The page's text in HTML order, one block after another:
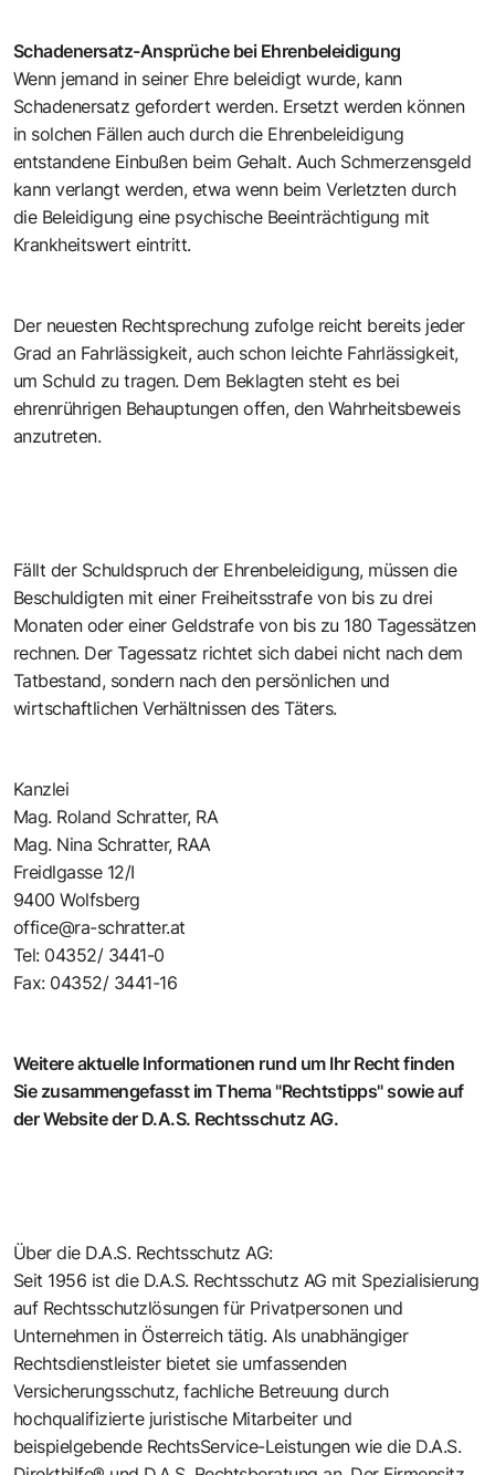
Schadenersatz-Ansprüche bei Ehrenbeleidigung
Wenn jemand in seiner Ehre beleidigt wurde, kann
Schadenersatz gefordert werden. Ersetzt werden können
in solchen Fällen auch durch die Ehrenbeleidigung
entstandene Einbußen beim Gehalt. Auch Schmerzensgeld
kann verlangt werden, etwa wenn beim Verletzten durch
die Beleidigung eine psychische Beeinträchtigung mit
Krankheitswert eintritt.
Der neuesten Rechtsprechung zufolge reicht bereits jeder
Grad an Fahrlässigkeit, auch schon leichte Fahrlässigkeit,
um Schuld zu tragen. Dem Beklagten steht es bei
ehrenrührigen Behauptungen offen, den Wahrheitsbeweis
anzutreten.
Fällt der Schuldspruch der Ehrenbeleidigung, müssen die
Beschuldigten mit einer Freiheitsstrafe von bis zu drei
Monaten oder einer Geldstrafe von bis zu 180 Tagessätzen
rechnen. Der Tagessatz richtet sich dabei nicht nach dem
Tatbestand, sondern nach den persönlichen und
wirtschaftlichen Verhältnissen des Täters.
Kanzlei
Mag. Roland Schratter, RA
Mag. Nina Schratter, RAA
Freidlgasse 12/I
9400 Wolfsberg
office@ra-schratter.at
Tel: 04352/ 3441-0
Fax: 04352/ 3441-16
Weitere aktuelle Informationen rund um Ihr Recht finden
Sie zusammengefasst imThema "Rechtstipps" sowie auf
derWebsite der D.A.S. Rechtsschutz AG.
Über die D.A.S. Rechtsschutz AG:
Seit 1956 ist die D.A.S. Rechtsschutz AG mit Spezialisierung
auf Rechtsschutzlösungen für Privatpersonen und
Unternehmen in Österreich tätig. Als unabhängiger
Rechtsdienstleister bietet sie umfassenden
Versicherungsschutz, fachliche Betreuung durch
hochqualifizierte juristische Mitarbeiter und
beispielgebende RechtsService-Leistungen wie die D.A.S.